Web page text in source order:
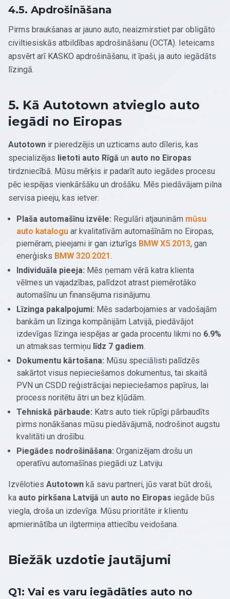
4.5. Apdrošināšana
Pirms braukšanas ar jauno auto, neaizmirstiet par obligāto
civiltiesiskās atbildības apdrošināšanu (OCTA). Ieteicams
apsvērt arī KASKO apdrošināšanu, it īpaši, ja auto iegādāts
līzingā.
5. Kā Autotown atvieglo auto
iegādi no Eiropas
Autotown ir pieredzējis un uzticams auto dīleris, kas
specializējas lietoti auto Rīgā un auto no Eiropas
tirdzniecībā. Mūsu mērķis ir padarīt auto iegādes procesu
pēc iespējas vienkāršāku un drošāku. Mēs piedāvājam pilna
servisa pieeju, kas ietver:
Plaša automašīnu izvēle: Regulāri atjauninām mūsu
auto katalogu ar kvalitatīvām automašīnām no Eiropas,
piemēram, pieejami ir gan izturīgs BMW X5 2013, gan
enerģisks BMW 320 2021.
Individuāla pieeja: Mēs ņemam vērā katra klienta
vēlmes un vajadzības, palīdzot atrast piemērotāko
automašīnu un finansējuma risinājumu.
Līzinga pakalpojumi: Mēs sadarbojamies ar vadošajām
bankām un līzinga kompānijām Latvijā, piedāvājot
izdevīgas līzinga iespējas ar gada procentu likmi no 6.9%
un atmaksas termiņu līdz 7 gadiem.
Dokumentu kārtošana: Mūsu speciālisti palīdzēs
sakārtot visus nepieciešamos dokumentus, tai skaitā
PVN un CSDD reģistrācijai nepieciešamos papīrus, lai
process noritētu ātri un bez kļūdām.
Tehniskā pārbaude: Katrs auto tiek rūpīgi pārbaudīts
pirms nonākšanas mūsu piedāvājumā, nodrošinot augstu
kvalitāti un drošību.
Piegādes nodrošināšana: Organizējam drošu un
operatīvu automašīnas piegādi uz Latviju.
Izvēloties Autotown kā savu partneri, jūs varat būt droši,
ka auto pirkšana Latvijā un auto no Eiropas iegāde būs
viegla, droša un izdevīga. Mūsu prioritāte ir klientu
apmierinātība un ilgtermiņa attiecību veidošana.
Biežāk uzdotie jautājumi
Q1: Vai es varu iegādāties auto no